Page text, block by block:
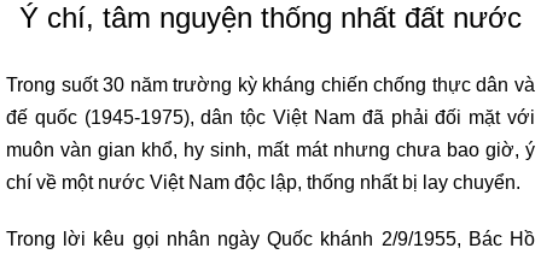
Ý chí, tâm nguyện thống nhất đất nước
Trong suốt 30 năm trường kỳ kháng chiến chống thực dân và
đế quốc (1945-1975), dân tộc Việt Nam đã phải đối mặt với
muôn vàn gian khổ, hy sinh, mất mát nhưng chưa bao giờ, ý
chí về một nước Việt Nam độc lập, thống nhất bị lay chuyển.
Trong lời kêu gọi nhân ngày Quốc khánh 2/9/1955, Bác Hồ